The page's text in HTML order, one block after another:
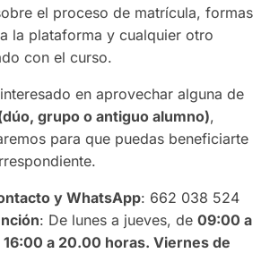
el proceso de matrícula, formas
la plataforma y cualquier otro
con el curso.
en aprovechar alguna de
grupo o antiguo alumno),
para que puedas beneficiarte
y WhatsApp: 662 038 524
: De lunes a jueves, de 09:00 a
a 20.00 horas. Viernes de